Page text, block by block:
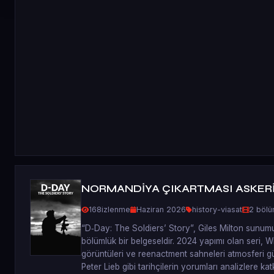
NORMANDİYA ÇIKARTMASI
168izlenme Haziran 2026 history-viasat 2
“D‑Day: The Soldiers’ Story”, Giles Milton
bölümlük bir belgeseldir. 2024 yapımı olan seri,
görüntüleri ve reenactment sahneleri atmosferi
Peter Lieb gibi tarihçilerin yorumları analizlere